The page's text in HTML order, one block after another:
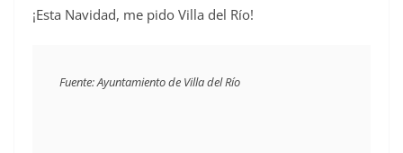
¡Esta Navidad, me pido Villa del Río!
Fuente: Ayuntamiento de Villa del Río